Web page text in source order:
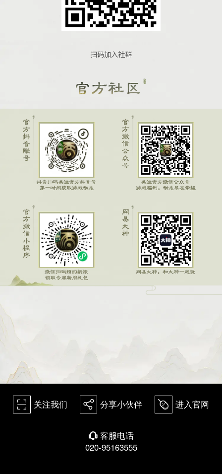
扫码加入社群
򰀁 关注我们 򰀂 分享小伙伴 򰀄 进入官网
򰀃 客服电话
020-95163555